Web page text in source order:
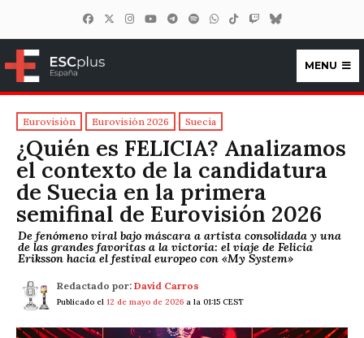
ESCplus España
MENU
Eurovisión Eurovisión 2026 Suecia
¿Quién es FELICIA? Analizamos
el contexto de la candidatura
de Suecia en la primera
semifinal de Eurovisión 2026
De fenómeno viral bajo máscara a artista consolidada y una
de las grandes favoritas a la victoria: el viaje de Felicia
Eriksson hacia el festival europeo con «My System»
Redactado por: David Carros
Publicado el 12 de mayo de 2026 a la 01:15 CEST